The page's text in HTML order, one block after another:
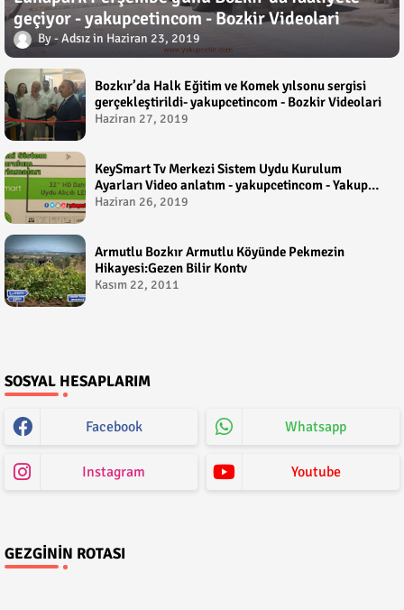
geçiyor - yakupcetincom - Bozkir Videolari
Adsız Haziran 23, 2019
Bozkır’da Halk Eğitim ve Komek yılsonu sergisi
gerçekleştirildi- yakupcetincom - Bozkir Videolari
Haziran 27, 2019
KeySmart Tv Merkezi Sistem Uydu Kurulum
Ayarları Video anlatım - yakupcetincom - Yakup
Çetin
Haziran 26, 2019
Armutlu Bozkır Armutlu Köyünde Pekmezin
Hikayesi:Gezen Bilir Kontv
Kasım 22, 2011
SOSYAL HESAPLARIM
Facebook Whatsapp
Instagram Youtube
GEZGININ ROTASI